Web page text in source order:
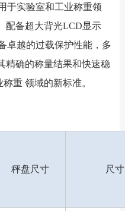
于实验室和工业称重领
配备超大背光LCD显示
卓越的过载保护性能，多
精确的称量结果和快速稳
重 领域的新标准。
秤盘尺寸 尺寸